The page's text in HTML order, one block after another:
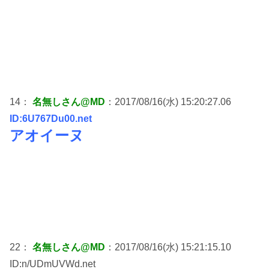
14： 名無しさん@MD ：2017/08/16(水) 15:20:27.06
ID:6U767Du00.net
アオイーヌ
22： 名無しさん@MD ：2017/08/16(水) 15:21:15.10
ID:n/UDmUVWd.net